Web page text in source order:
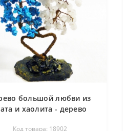
большой любви из
и хаолита - дерево
Код товара: 18902